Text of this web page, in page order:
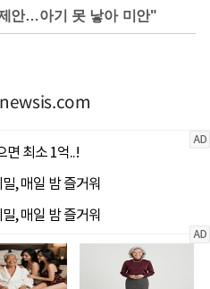
안…아기 못 낳아 미안"